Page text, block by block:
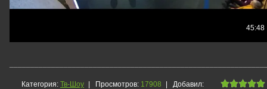
Категория: Тв-Шоу | Просмотров: 17908 | Добавил: